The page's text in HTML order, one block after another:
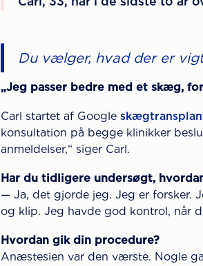
Du vælger, hvad der er
„Jeg passer bedre med et skæg,
Carl startet af Google
konsultation på begge klinikker
anmeldelser,“ siger Carl.
Har du tidligere undersøgt,
— Ja, det gjorde jeg. Jeg er forsker.
og klip. Jeg havde god kontrol, når
Hvordan gik din procedure?
Anæstesien var den værste. Nogle